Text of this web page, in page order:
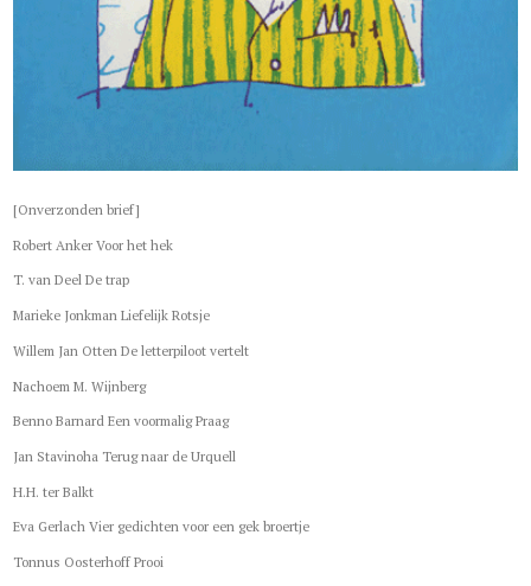
[Onverzonden brief]
Robert Anker Voor het hek
T. van Deel De trap
Marieke Jonkman Liefelijk Rotsje
Willem Jan Otten De letterpiloot vertelt
Nachoem M. Wijnberg
Benno Barnard Een voormalig Praag
Jan Stavinoha Terug naar de Urquell
H.H. ter Balkt
Eva Gerlach Vier gedichten voor een gek broertje
Tonnus Oosterhoff Prooi